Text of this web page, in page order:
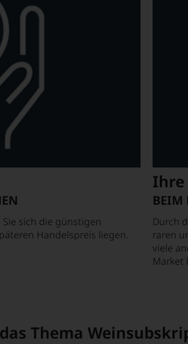
sich die günstigen
Handelspreis liegen.
Ihre
BEIM
Durch
raren
viele
Market
Thema